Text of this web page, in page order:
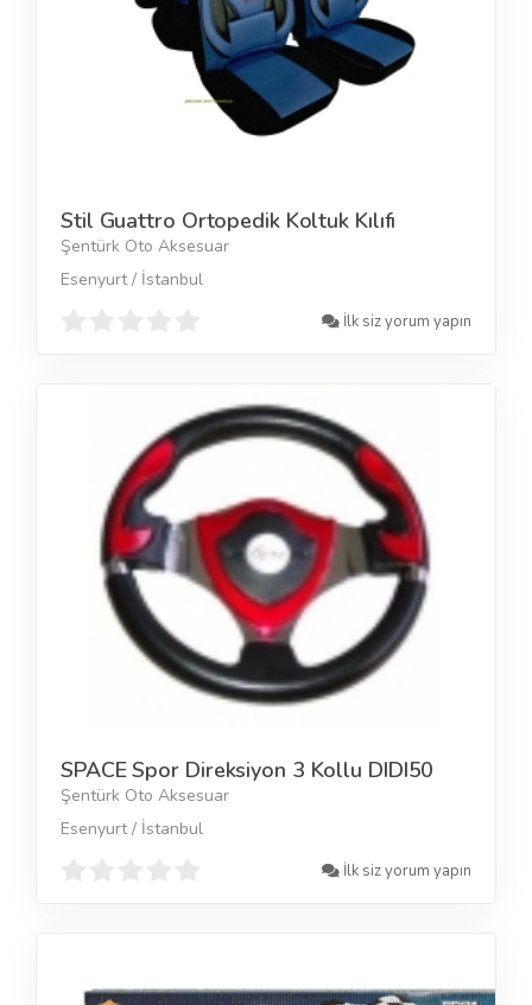
Stil Guattro Ortopedik Koltuk Kılıfı
Şentürk Oto Aksesuar
Esenyurt / İstanbul
İlk siz yorum yapın
SPACE Spor Direksiyon 3 Kollu DIDI50
Şentürk Oto Aksesuar
Esenyurt / İstanbul
İlk siz yorum yapın